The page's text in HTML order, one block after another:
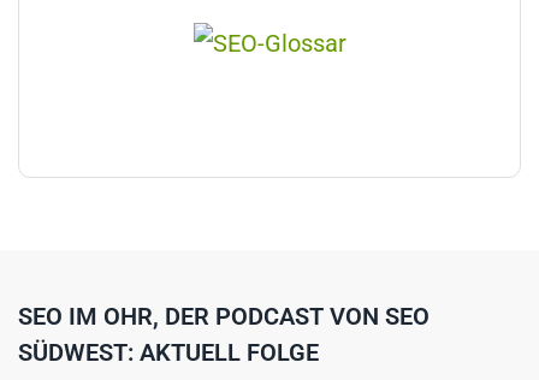
SEO IM OHR, DER PODCAST VON SEO
SÜDWEST: AKTUELL FOLGE